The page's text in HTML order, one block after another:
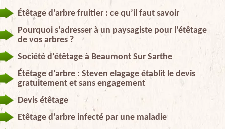
Étêtage d’arbre fruitier : ce qu’il faut savoir
Pourquoi s’adresser à un paysagiste pour l’étêtage
de vos arbres ?
Société d’étêtage à Beaumont Sur Sarthe
Étêtage d’arbre : Steven elagage établit le devis
gratuitement et sans engagement
Devis étêtage
Etêtage d’arbre infecté par une maladie